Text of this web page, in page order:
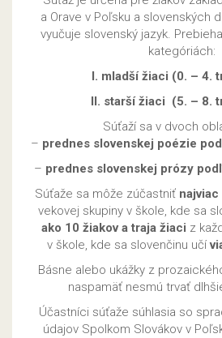
a Orave v Poľsku a slovenských
vyučuje slovenský jazyk.
kategóriách:
I. mladší žiaci (0. – 4.
II. starší žiaci (5. – 8.
Súťaží sa v dvoch
– prednes slovenskej poézie
– prednes slovenskej prózy
Súťaže sa môže zúčastniť najviac
vekovej skupiny v škole, kde sa
ako 10 žiakov a traja žiaci z
v škole, kde sa slovenčinu učí
Básne alebo ukážky z
naspamäť nesmú trvať
Účastníci súťaže súhlasia so
údajov Spolkom Slovákov v